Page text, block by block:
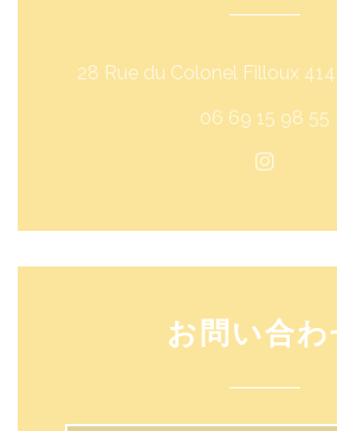
28 Rue du Colonel Filloux
06 69 15 98 55
お問い合わ